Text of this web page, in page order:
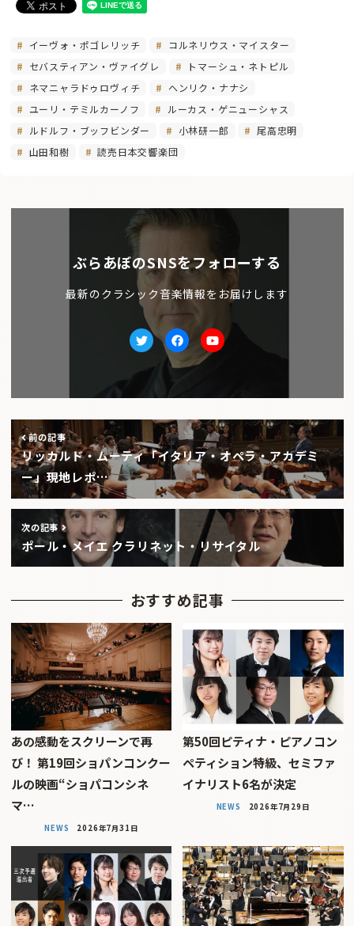
イーヴォ・ポゴレリッチ
コルネリウス・マイスター
セバスティアン・ヴァイグレ
トマーシュ・ネトピル
ネマニャラドゥロヴィチ
ヘンリク・ナナシ
ユーリ・テミルカーノフ
ルーカス・ゲニューシャス
ルドルフ・ブッフビンダー
小林研一郎
尾高忠明
山田和樹
読売日本交響楽団
ぶらあぼのSNSをフォローする
最新のクラシック音楽情報をお届けします
TwitterfacebookYoutube
前の記事
リッカルド・ムーティ「イタリア・オペラ・アカデミ
ー」現地レポ…
次の記事
ポール・メイエ クラリネット・リサイタル
おすすめ記事
あの感動をスクリーンで再
び！ 第19回ショパンコンクー
ルの映画“ショパコンシネ
マ…
NEWS 2026年7月31日
第50回ピティナ・ピアノコン
ペティション特級、セミファ
イナリスト6名が決定
NEWS 2026年7月29日